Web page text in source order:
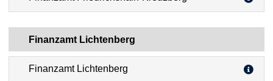
Finanzamt Lichtenberg
Finanzamt Lichtenberg